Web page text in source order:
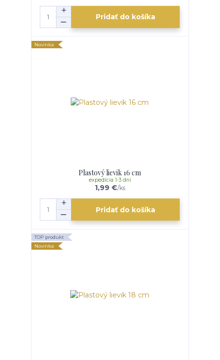
Pridať do košíka
Novinka
Plastový lievik 16 cm
1,99 €/ks
expedícia 1-3 dní
Pridať do košíka
TOP produkt
Novinka